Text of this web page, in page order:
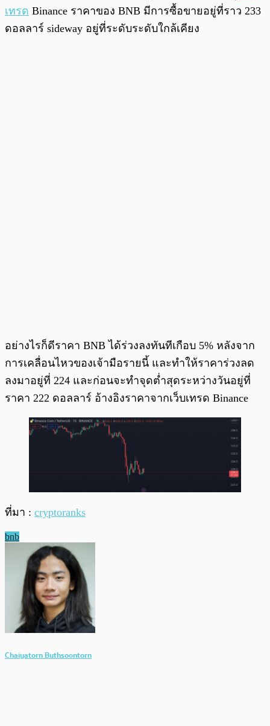
เทรด Binance ราคาของ BNB มีการซื้อขายอยู่ที่ราว 233
ดอลลาร์ sideway อยู่ที่ระดับระดับใกล้เคียง
อย่างไรก็ดีราคา BNB ได้ร่วงลงทันทีเกือบ 5% หลังจาก
การเคลื่อนไหวของเจ้ามือรายนี้ และทำให้ราคาร่วงลด
ลงมาอยู่ที่ 224 และก่อนจะทำจุดต่ำสุดระหว่างวันอยู่ที่
ราคา 222 ดอลลาร์ อ้างอิงราคาจากเว็บเทรด Binance
ที่มา : cryptoranks
bnb
Chaiyatorn Buthsoontorn